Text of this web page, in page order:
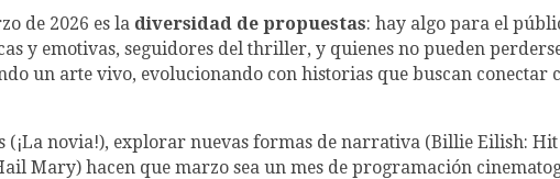
de 2026 es la diversidad de propuestas: hay algo para el
y emotivas, seguidores del thriller, y quienes no pueden
un arte vivo, evolucionando con historias que buscan conectar
(¡La novia!), explorar nuevas formas de narrativa (Billie Eilish:
Mary) hacen que marzo sea un mes de programación